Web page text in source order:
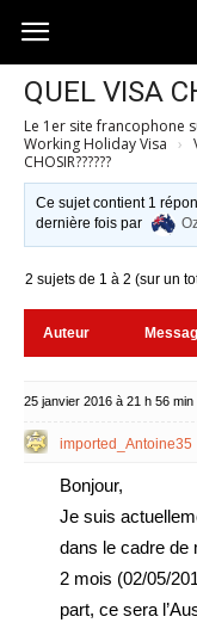
Australia-
australie.com
QUEL VISA
Le 1er site francophone
Working Holiday Visa ›
CHOSIR??????
Ce sujet contient 1
dernière fois par
2 sujets de 1 à 2 (sur un
Auteur
25 janvier 2016 à 21 h 56 min
imported_Antoine35
Bonjour,
Je suis
dans le cadre de
2 mois (02/05/
part, ce sera